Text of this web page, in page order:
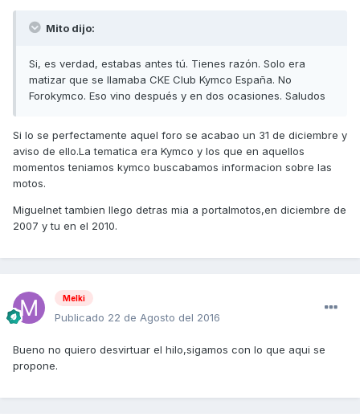
Mito dijo:
Si, es verdad, estabas antes tú. Tienes razón. Solo era
matizar que se llamaba CKE Club Kymco España. No
Forokymco. Eso vino después y en dos ocasiones. Saludos
Si lo se perfectamente aquel foro se acabao un 31 de diciembre y
aviso de ello.La tematica era Kymco y los que en aquellos
momentos teniamos kymco buscabamos informacion sobre las
motos.
Miguelnet tambien llego detras mia a portalmotos,en diciembre de
2007 y tu en el 2010.
Melki
Publicado 22 de Agosto del 2016
Bueno no quiero desvirtuar el hilo,sigamos con lo que aqui se
propone.